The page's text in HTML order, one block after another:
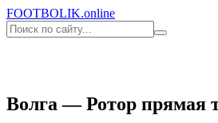
FOOTBOLIK.online
Волга — Ротор прямая